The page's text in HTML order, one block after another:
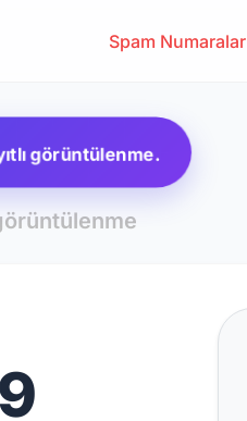
Spam Numaralar
görüntülenme.